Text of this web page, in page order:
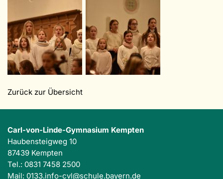
Zurück zur Übersicht
Carl-von-Linde-Gymnasium Kempten
Haubensteigweg 10
87439 Kempten
Tel.: 0831 7458 2500
Mail: 0133.info-cvl@schule.bayern.de